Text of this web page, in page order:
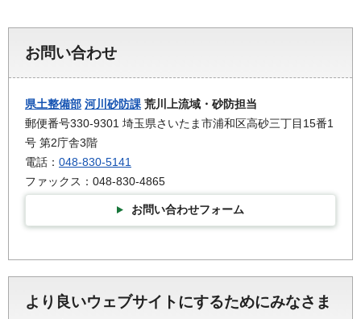
お問い合わせ
県土整備部 河川砂防課 荒川上流域・砂防担当
郵便番号330-9301 埼玉県さいたま市浦和区高砂三丁目15番1
号 第2庁舎3階
電話： 048-830-5141
ファックス：048-830-4865
お問い合わせフォーム
より良いウェブサイトにするためにみなさま